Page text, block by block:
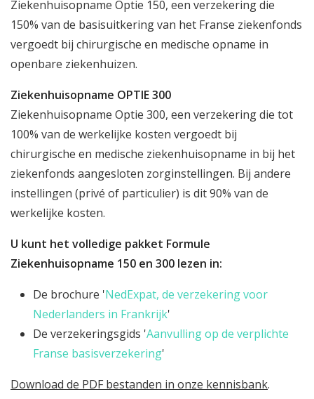
Ziekenhuisopname Optie 150, een verzekering die
150% van de basisuitkering van het Franse ziekenfonds
vergoedt bij chirurgische en medische opname in
openbare ziekenhuizen.
Ziekenhuisopname OPTIE 300
Ziekenhuisopname Optie 300, een verzekering die tot
100% van de werkelijke kosten vergoedt bij
chirurgische en medische ziekenhuisopname in bij het
ziekenfonds aangesloten zorginstellingen. Bij andere
instellingen (privé of particulier) is dit 90% van de
werkelijke kosten.
U kunt het volledige pakket Formule
Ziekenhuisopname 150 en 300 lezen in:
De brochure 'NedExpat, de verzekering voor
Nederlanders in Frankrijk'
De verzekeringsgids 'Aanvulling op de verplichte
Franse basisverzekering'
Download de PDF bestanden in onze kennisbank.